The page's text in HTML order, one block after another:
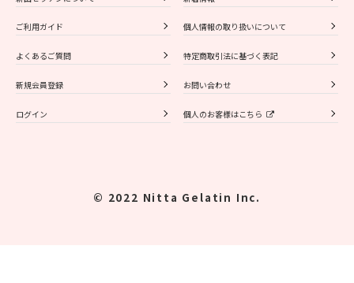
ご利用ガイド 個人情報の取り扱いについて
よくあるご質問 特定商取引法に基づく表記
新規会員登録 お問い合わせ
ログイン 個人のお客様はこちら
© 2022 Nitta Gelatin Inc.